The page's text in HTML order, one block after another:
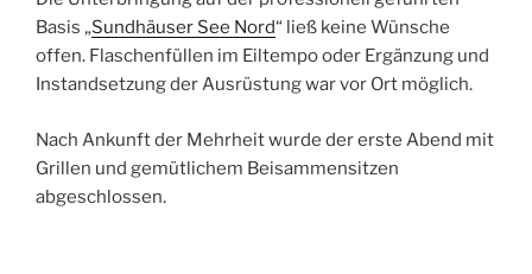
Basis „Sundhäuser See Nord“ ließ keine Wünsche
offen. Flaschenfüllen im Eiltempo oder Ergänzung und
Instandsetzung der Ausrüstung war vor Ort möglich.
Nach Ankunft der Mehrheit wurde der erste Abend mit
Grillen und gemütlichem Beisammensitzen
abgeschlossen.